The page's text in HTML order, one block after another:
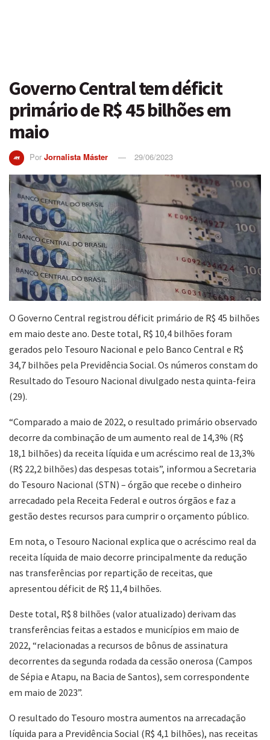
Governo Central tem déficit
primário de R$ 45 bilhões em
maio
Por Jornalista Máster 29/06/2023
O Governo Central registrou déficit primário de R$ 45 bilhões
em maio deste ano. Deste total, R$ 10,4 bilhões foram
gerados pelo Tesouro Nacional e pelo Banco Central e R$
34,7 bilhões pela Previdência Social. Os números constam do
Resultado do Tesouro Nacional divulgado nesta quinta-feira
(29).
“Comparado a maio de 2022, o resultado primário observado
decorre da combinação de um aumento real de 14,3% (R$
18,1 bilhões) da receita líquida e um acréscimo real de 13,3%
(R$ 22,2 bilhões) das despesas totais”, informou a Secretaria
do Tesouro Nacional (STN) – órgão que recebe o dinheiro
arrecadado pela Receita Federal e outros órgãos e faz a
gestão destes recursos para cumprir o orçamento público.
Em nota, o Tesouro Nacional explica que o acréscimo real da
receita líquida de maio decorre principalmente da redução
nas transferências por repartição de receitas, que
apresentou déficit de R$ 11,4 bilhões.
Deste total, R$ 8 bilhões (valor atualizado) derivam das
transferências feitas a estados e municípios em maio de
2022, “relacionadas a recursos de bônus de assinatura
decorrentes da segunda rodada da cessão onerosa (Campos
de Sépia e Atapu, na Bacia de Santos), sem correspondente
em maio de 2023”.
O resultado do Tesouro mostra aumentos na arrecadação
líquida para a Previdência Social (R$ 4,1 bilhões), nas receitas